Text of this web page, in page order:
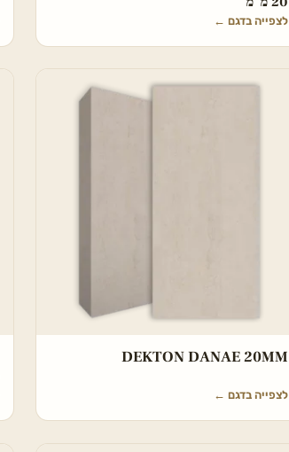
לצפייה בדגם ←
DEKTON DANAE 20MM
לצפייה בדגם ←